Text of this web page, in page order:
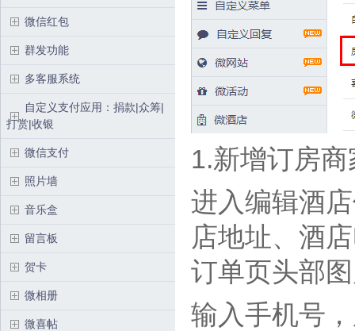
微信红包
群发功能
多客服系统
自定义支付应用：捐款|众筹|
打赏|收银
微信支付
照片墙
音乐盒
留言板
贺卡
微相册
微喜帖
1.新增订房商
进入编辑酒
店地址、酒
订单页头部
输入手机号